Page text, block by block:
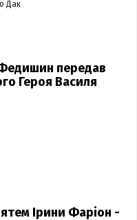
Дак
передав
Героя Василя
Ірини Фаріон -